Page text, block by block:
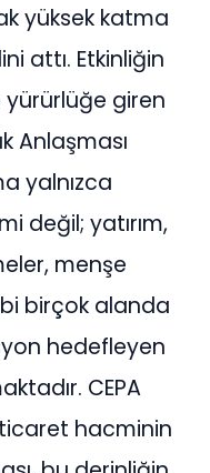
yüksek katma
attı. Etkinliğin
yürürlüğe giren
Anlaşması
yalnızca
değil; yatırım,
menşe
birçok alanda
hedefleyen
CEPA
ticaret hacminin